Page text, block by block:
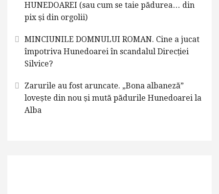
HUNEDOAREI (sau cum se taie pădurea… din
pix și din orgolii)
MINCIUNILE DOMNULUI ROMAN. Cine a jucat
împotriva Hunedoarei în scandalul Direcției
Silvice?
Zarurile au fost aruncate. „Bona albaneză”
lovește din nou și mută pădurile Hunedoarei la
Alba